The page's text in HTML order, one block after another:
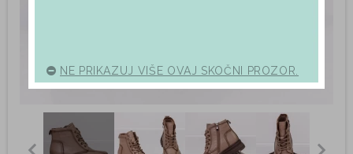
NE PRIKAZUJ VIŠE OVAJ SKOČNI PROZOR.